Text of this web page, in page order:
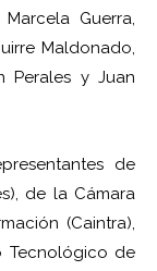
Guerra,
Maldonado,
Perales y Juan
de
de la Cámara
(Caintra),
Tecnológico de